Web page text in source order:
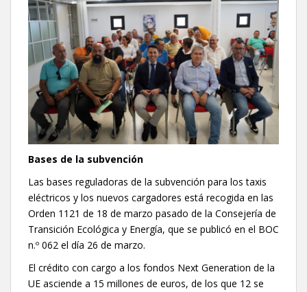
Bases de la subvención
Las bases reguladoras de la subvención para los taxis
eléctricos y los nuevos cargadores está recogida en las
Orden 1121 de 18 de marzo pasado de la Consejería de
Transición Ecológica y Energía, que se publicó en el BOC
n.º 062 el día 26 de marzo.
El crédito con cargo a los fondos Next Generation de la
UE asciende a 15 millones de euros, de los que 12 se